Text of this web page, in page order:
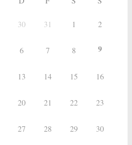
30 31 1 2
6 7 8 9
13 14 15 16
20 21 22 23
27 28 29 30